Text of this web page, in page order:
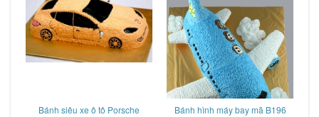
Bánh siêu xe ô tô Porsche
Bánh hình máy bay mã B196